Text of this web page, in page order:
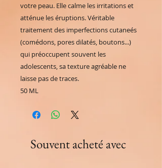
votre peau. Elle calme les irritations et
atténue les éruptions. Véritable
traitement des imperfections cutaneés
(comédons, pores dilatés, boutons...)
qui préoccupent souvent les
adolescents, sa texture agréable ne
laisse pas de traces.
50 ML
Souvent acheté avec